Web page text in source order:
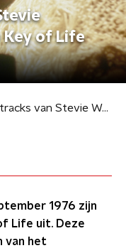
Key of Life
De sleuteltracks van Stevie Wonders Songs in the Key of Life
1976 zijn
Life uit. Deze
van het